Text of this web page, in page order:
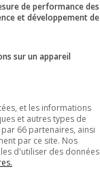
de performance des
et développement de
sur un appareil
et les informations
et autres types de
66 partenaires, ainsi
par ce site. Nos
d'utiliser des données